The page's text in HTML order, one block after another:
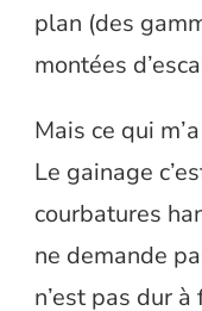
plan (des
montées
Mais ce qui
Le gainage
courbatures
ne demande
n’est pas dur